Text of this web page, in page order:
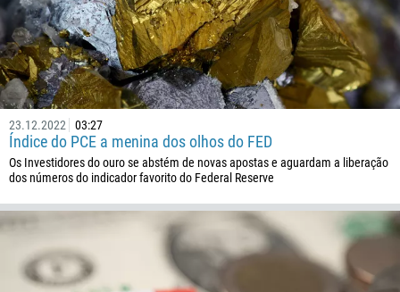
23.12.2022 03:27
Índice do PCE a menina dos olhos do FED
Os Investidores do ouro se abstém de novas apostas e aguardam a liberação
dos números do indicador favorito do Federal Reserve